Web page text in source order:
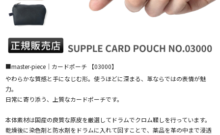
■master-piece｜カードポーチ 【03000】
やわらかな質感と手になじむ形。使うほどに深まる、革ならではの表情が魅
力。
日常に寄り添う、上質なカードポーチです。
本体素材は国産の良質な原皮を厳選してドラムでクロム鞣しを行っています。
乾燥後に染色剤と防水剤をドラムに入れて回すことで、薬品を革の中まで浸透